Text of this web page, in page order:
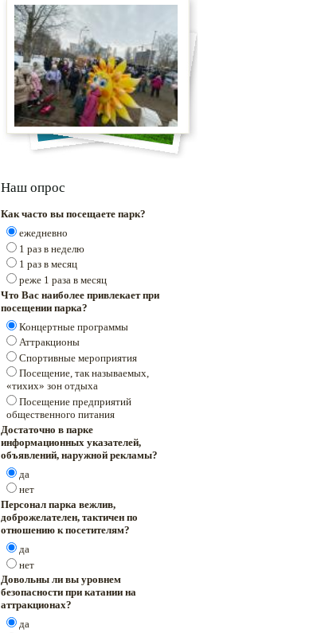
Наш опрос
Как часто вы посещаете парк?
ежедневно
1 раз в неделю
1 раз в месяц
реже 1 раза в месяц
Что Вас наиболее привлекает при
посещении парка?
Концертные программы
Аттракционы
Спортивные мероприятия
Посещение, так называемых,
«тихих» зон отдыха
Посещение предприятий
общественного питания
Достаточно в парке
информационных указателей,
объявлений, наружной рекламы?
да
нет
Персонал парка вежлив,
доброжелателен, тактичен по
отношению к посетителям?
да
нет
Довольны ли вы уровнем
безопасности при катании на
аттракционах?
да